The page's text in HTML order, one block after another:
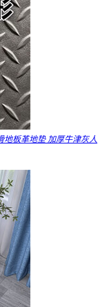
地板革地垫 加厚牛津灰人